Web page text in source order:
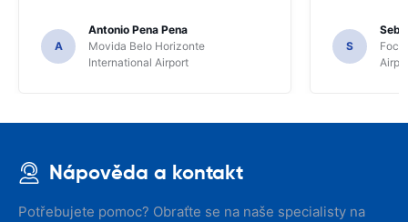
A
Antonio Pena Pena
Movida Belo Horizonte
International Airport
S
Foco
Nápověda a kontakt
Potřebujete pomoc? Obraťte se na naše specialisty na